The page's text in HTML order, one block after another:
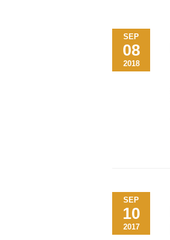
SEP
08
2018
SEP
10
2017